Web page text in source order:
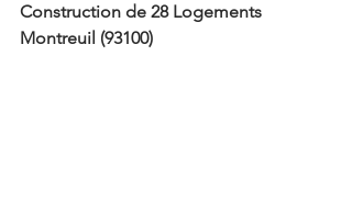
Construction de 28 Logements
Montreuil (93100)